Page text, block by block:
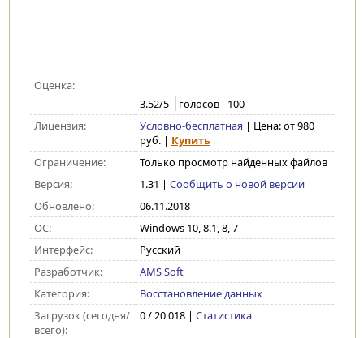
Оценка:
3.52/5 голосов - 100
Лицензия:
Условно-бесплатная | Цена: от 980
руб. | Купить
Ограничение:
Только просмотр найденных файлов
Версия:
1.31 | Сообщить о новой версии
Обновлено:
06.11.2018
ОС:
Windows 10, 8.1, 8, 7
Интерфейс:
Русский
Разработчик:
AMS Soft
Категория:
Восстановление данных
Загрузок (сегодня/
всего):
0 / 20 018 | Статистика